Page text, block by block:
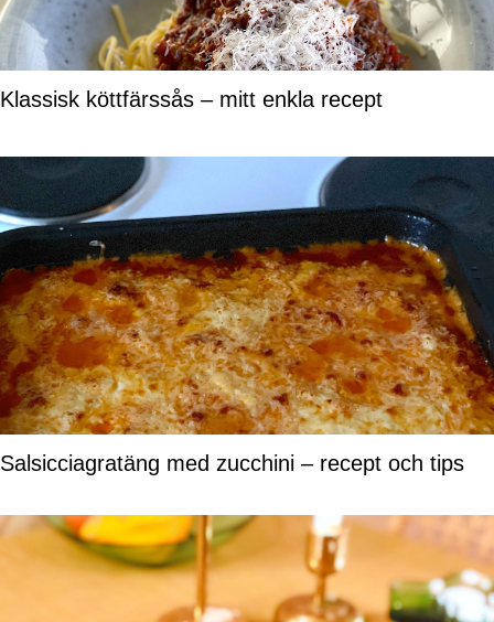
Klassisk köttfärssås – mitt enkla recept
Salsicciagratäng med zucchini – recept och tips